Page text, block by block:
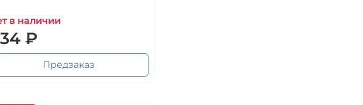
в наличии
₽
Предзаказ